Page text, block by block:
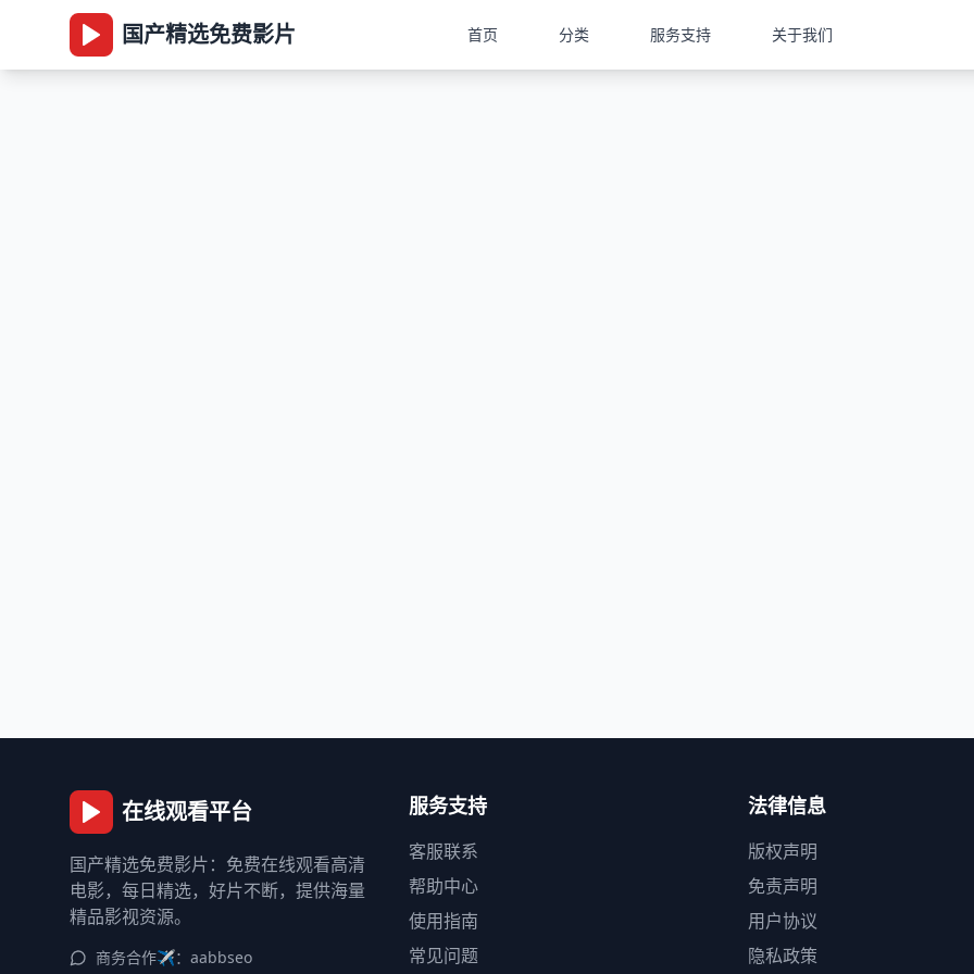
国产精选免费影片 首页 分类 服务支持 关于我们
在线观看平台
国产精选免费影片：免费在线观看高清
电影，每日精选，好片不断，提供海量
精品影视资源。
商务合作✈️：aabbseo
服务支持
客服联系
帮助中心
使用指南
常见问题
法律信息
版权声明
免责声明
用户协议
隐私政策